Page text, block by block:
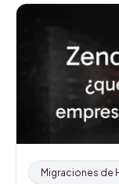
Migraciones de